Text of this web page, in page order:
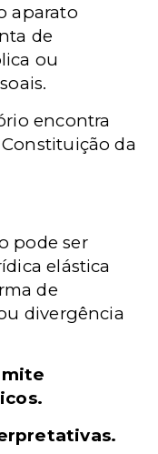
aparato
de
ou
encontra
da
pode ser
elástica
de
divergência